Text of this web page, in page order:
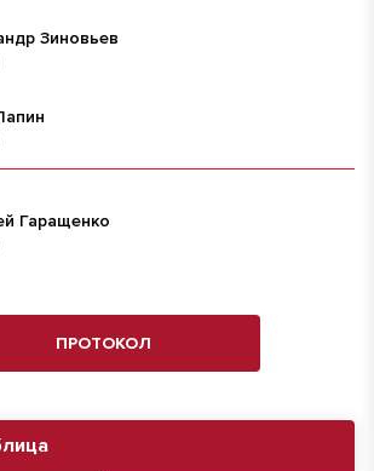
Зиновьев
Гаращенко
ПРОТОКОЛ